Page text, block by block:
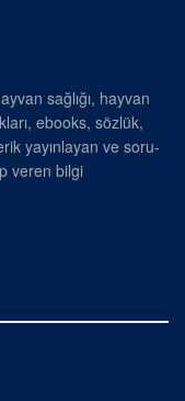
sağlığı, hayvan
ebooks, sözlük,
yayınlayan ve soru-
veren bilgi